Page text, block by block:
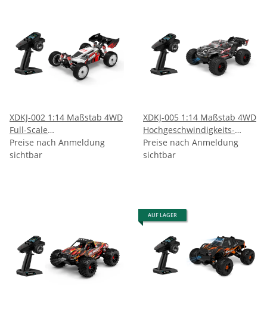
XDKJ-002 1:14 Maßstab 4WD
Full-Scale
Hochgeschwindigkeits-
Rennwagen
Preise nach Anmeldung
sichtbar
XDKJ-005 1:14 Maßstab 4WD
Hochgeschwindigkeits-
Monster-Truck aus
Druckguss
Preise nach Anmeldung
sichtbar
AUF LAGER